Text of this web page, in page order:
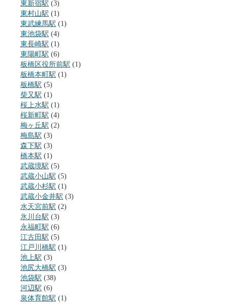
東新宿駅 (3)
東村山駅 (1)
東武練馬駅 (1)
東池袋駅 (4)
東長崎駅 (1)
東陽町駅 (6)
板橋区役所前駅 (1)
板橋本町駅 (1)
板橋駅 (5)
柴又駅 (1)
桜上水駅 (1)
桜新町駅 (4)
梅ヶ丘駅 (2)
梅島駅 (3)
森下駅 (3)
橋本駅 (1)
武蔵境駅 (5)
武蔵小山駅 (5)
武蔵小杉駅 (1)
武蔵小金井駅 (3)
水天宮前駅 (2)
氷川台駅 (3)
永福町駅 (6)
江古田駅 (5)
江戸川橋駅 (1)
池上駅 (3)
池尻大橋駅 (3)
池袋駅 (38)
河辺駅 (6)
泉体育館駅 (1)